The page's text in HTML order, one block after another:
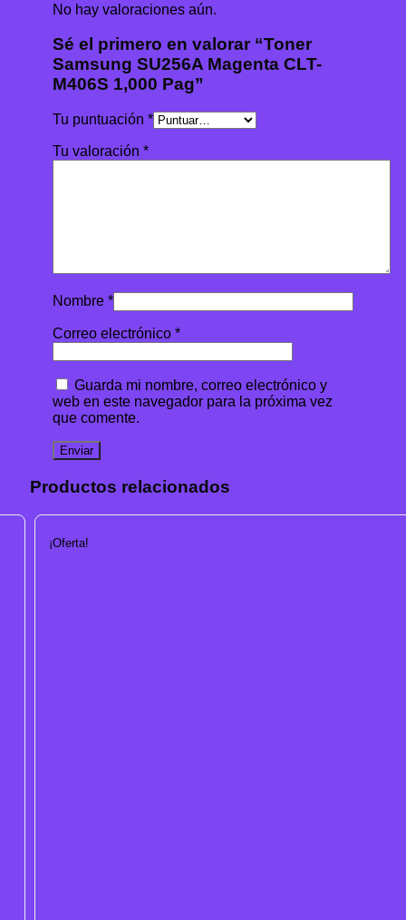
No hay valoraciones aún.
Sé el primero en valorar “Toner
Samsung SU256A Magenta CLT-
M406S 1,000 Pag”
Tu puntuación *
Tu valoración *
Nombre *
Correo electrónico *
Guarda mi nombre, correo electrónico y
web en este navegador para la próxima vez
que comente.
Productos relacionados
¡Oferta!